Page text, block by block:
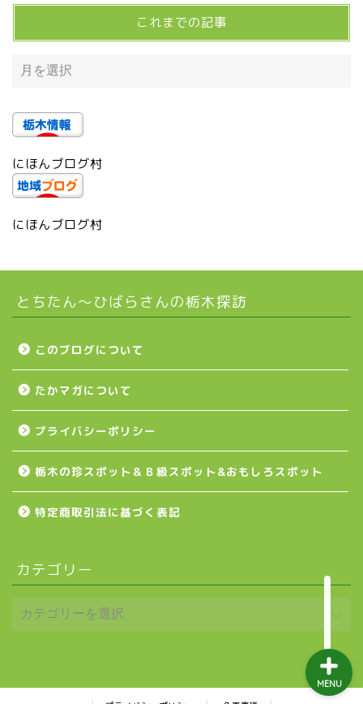
これまでの記事
にほんブログ村
にほんブログ村
とちたん〜ひばらさんの栃木探訪
このブログについて
たかマガについて
プライバシーポリシー
栃木の珍スポット＆Ｂ級スポット&おもしろスポット
特定商取引法に基づく表記
カテゴリー
MENU
宇都宮の震災後の様子